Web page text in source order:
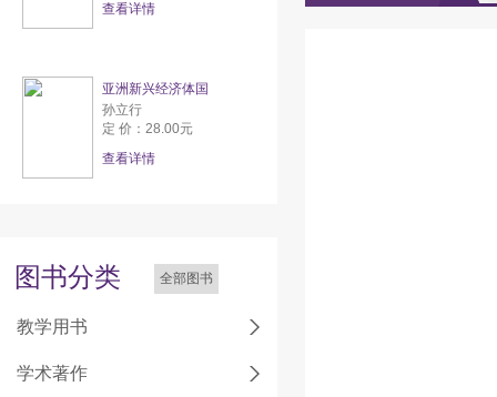
查看详情
亚洲新兴经济体国
孙立行
定 价：28.00元
查看详情
图书分类 全部图书
教学用书
学术著作